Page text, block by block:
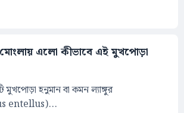
এলো কীভাবে এই মুখপোড়া
মুখপোড়া হনুমান বা কমন ল্যাঙ্গুর
entellus)...